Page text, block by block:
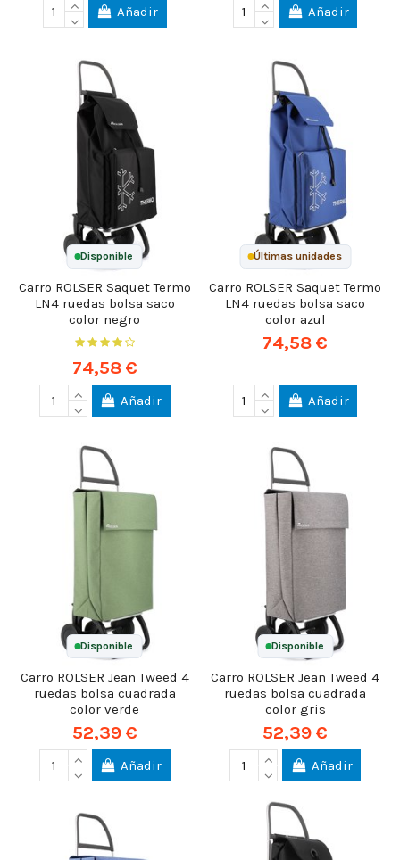
Añadir Añadir
Disponible
Carro ROLSER Saquet Termo
LN4 ruedas bolsa saco
color negro
74,58 €
Añadir
Últimas unidades
Carro ROLSER Saquet Termo
LN4 ruedas bolsa saco
color azul
74,58 €
Añadir
Disponible
Carro ROLSER Jean Tweed 4
ruedas bolsa cuadrada
color verde
52,39 €
Añadir
Disponible
Carro ROLSER Jean Tweed 4
ruedas bolsa cuadrada
color gris
52,39 €
Añadir